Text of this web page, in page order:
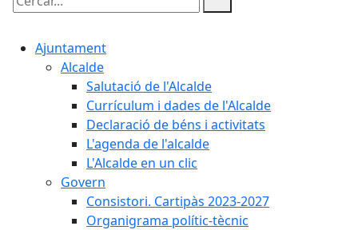
Cercar:
Ajuntament
Alcalde
Salutació de l'Alcalde
Currículum i dades de l'Alcalde
Declaració de béns i activitats
L'agenda de l'alcalde
L'Alcalde en un clic
Govern
Consistori. Cartipàs 2023-2027
Organigrama polític-tècnic